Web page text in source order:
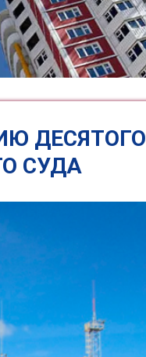
ДЕСЯТОГО
СУДА